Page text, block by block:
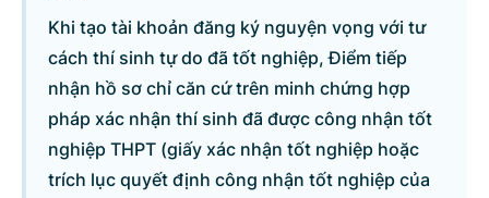
Khi tạo tài khoản đăng ký nguyện vọng với tư
cách thí sinh tự do đã tốt nghiệp, Điểm tiếp
nhận hồ sơ chỉ căn cứ trên minh chứng hợp
pháp xác nhận thí sinh đã được công nhận tốt
nghiệp THPT (giấy xác nhận tốt nghiệp hoặc
trích lục quyết định công nhận tốt nghiệp của